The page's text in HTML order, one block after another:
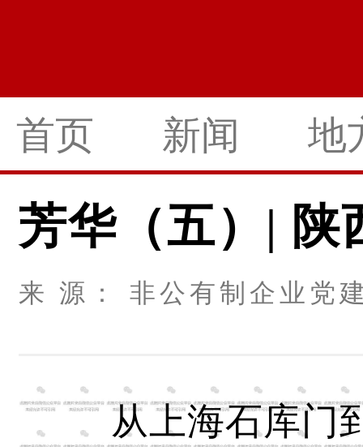
首页 新闻 地
芳华（五）| 陕
来 源： 非公有制企业
从上海石库门